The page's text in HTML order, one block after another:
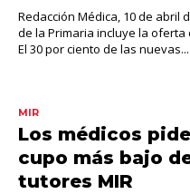
Redacción Médica, 10 de abril
de la Primaria incluye la
El 30 por ciento de las nuevas...
MIR
Los médicos
cupo más bajo
tutores MIR